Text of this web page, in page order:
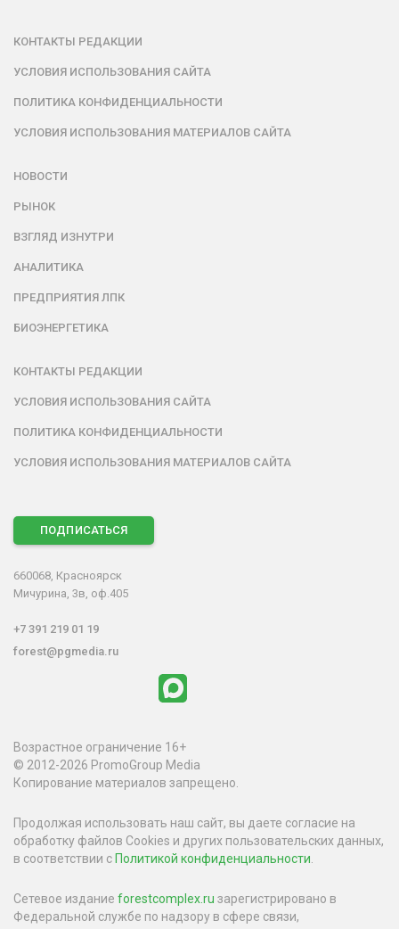
КОНТАКТЫ РЕДАКЦИИ
УСЛОВИЯ ИСПОЛЬЗОВАНИЯ САЙТА
ПОЛИТИКА КОНФИДЕНЦИАЛЬНОСТИ
УСЛОВИЯ ИСПОЛЬЗОВАНИЯ МАТЕРИАЛОВ САЙТА
НОВОСТИ
РЫНОК
ВЗГЛЯД ИЗНУТРИ
АНАЛИТИКА
ПРЕДПРИЯТИЯ ЛПК
БИОЭНЕРГЕТИКА
КОНТАКТЫ РЕДАКЦИИ
УСЛОВИЯ ИСПОЛЬЗОВАНИЯ САЙТА
ПОЛИТИКА КОНФИДЕНЦИАЛЬНОСТИ
УСЛОВИЯ ИСПОЛЬЗОВАНИЯ МАТЕРИАЛОВ САЙТА
ПОДПИСАТЬСЯ
660068, Красноярск
Мичурина, 3в, оф.405
+7 391 219 01 19
forest@pgmedia.ru
Возрастное ограничение 16+
© 2012-2026 PromoGroup Media
Копирование материалов запрещено.
Продолжая использовать наш сайт, вы даете согласие на
обработку файлов Cookies и других пользовательских данных,
в соответствии с Политикой конфиденциальности.
Сетевое издание forestcomplex.ru зарегистрировано в
Федеральной службе по надзору в сфере связи,